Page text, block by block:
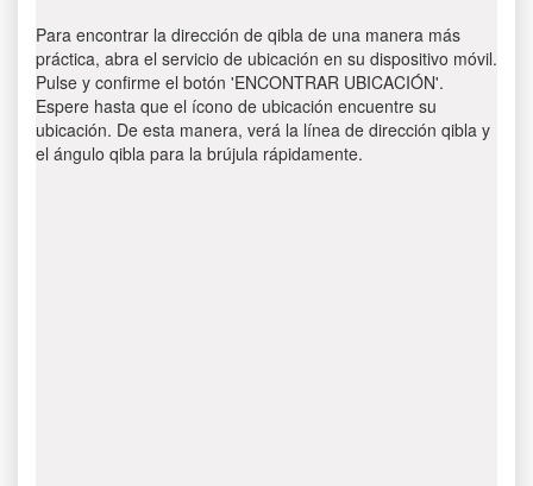
Para encontrar la dirección de qibla de una manera más
práctica, abra el servicio de ubicación en su dispositivo móvil.
Pulse y confirme el botón 'ENCONTRAR UBICACIÓN'.
Espere hasta que el ícono de ubicación encuentre su
ubicación. De esta manera, verá la línea de dirección qibla y
el ángulo qibla para la brújula rápidamente.